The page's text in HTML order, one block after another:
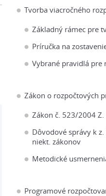
Tvorba viacročného
Základný rámec pre
Príručka na
Vybrané pravidlá pre
Zákon o rozpočtových
Zákon č. 523/2004
Dôvodové správy k
niekt. zákonov
Metodické
Programové